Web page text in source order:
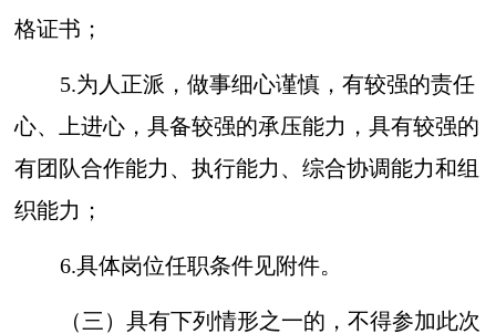
格证书；
5.为人正派，做事细心谨慎，有较强的责任
心、上进心，具备较强的承压能力，具有较强的
有团队合作能力、执行能力、综合协调能力和组
织能力；
6.具体岗位任职条件见附件。
（三）具有下列情形之一的，不得参加此次